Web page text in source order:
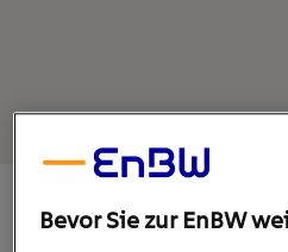
Bevor Sie zur EnBW